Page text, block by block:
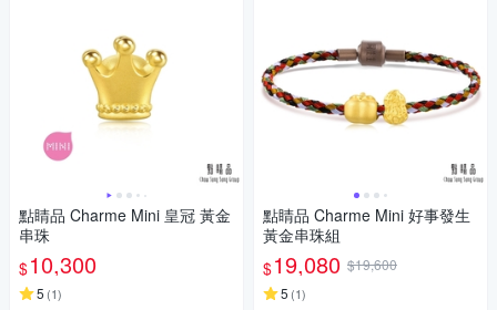
點睛品 Charme Mini 皇冠 黃金
串珠
$10,300
5 (1)
點睛品 Charme Mini 好事發生
黃金串珠組
$19,080 $19,600
5 (1)